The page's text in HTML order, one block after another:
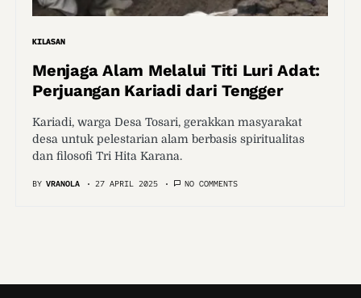
KILASAN
Menjaga Alam Melalui Titi Luri Adat:
Perjuangan Kariadi dari Tengger
Kariadi, warga Desa Tosari, gerakkan masyarakat
desa untuk pelestarian alam berbasis spiritualitas
dan filosofi Tri Hita Karana.
BY VRANOLA 27 APRIL 2025 NO COMMENTS